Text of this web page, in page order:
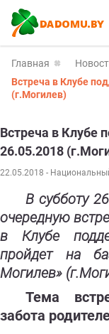
Главная
Встреча в Клубе
(г.Могилев)
Встреча в Клубе
26.05.2018
22.05.2018 -
В субботу
очередную
в Клубе
пройдет на
Могилев»
Тема
забота